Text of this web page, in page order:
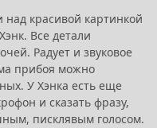
над красивой картинкой
Все детали
Радует и звуковое
прибоя можно
У Хэнка есть еще
и сказать фразу,
писклявым голосом.